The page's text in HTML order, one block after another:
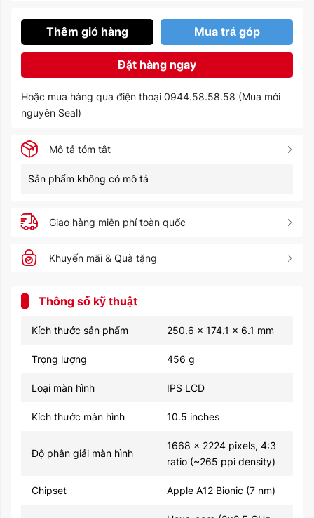
Thêm giỏ hàng Mua trả góp
Đặt hàng ngay
Hoặc mua hàng qua điện thoại 0944.58.58.58 (Mua mới
nguyên Seal)
Mô tả tóm tắt
Sản phẩm không có mô tả
Giao hàng miễn phí toàn quốc
Khuyến mãi & Quà tặng
Thông số kỹ thuật
Kích thước sản phẩm 250.6 x 174.1 x 6.1 mm
Trọng lượng 456 g
Loại màn hình IPS LCD
Kích thước màn hình 10.5 inches
Độ phân giải màn hình
1668 x 2224 pixels, 4:3
ratio (~265 ppi density)
Chipset Apple A12 Bionic (7 nm)